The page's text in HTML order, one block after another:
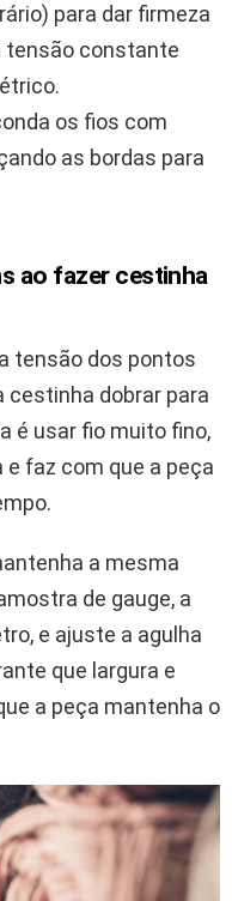
para dar firmeza
tensão constante
os fios com
as bordas para
ao fazer cestinha
tensão dos pontos
cestinha dobrar para
é usar fio muito fino,
faz com que a peça
a mesma
de gauge, a
e ajuste a agulha
que largura e
a peça mantenha o